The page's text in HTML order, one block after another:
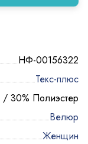
НФ-00156322
Текс-плюс
/ 30% Полиэстер
Велюр
Женщин